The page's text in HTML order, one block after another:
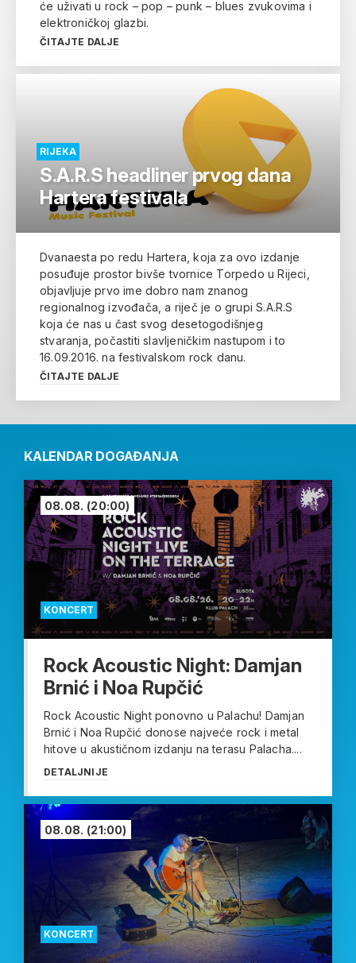
će uživati u rock – pop – punk – blues zvukovima i
elektroničkoj glazbi.
ČITAJTE DALJE
RIJEKA
S.A.R.S headliner prvog dana
Hartera festivala
Dvanaesta po redu Hartera, koja za ovo izdanje
posuđuje prostor bivše tvornice Torpedo u Rijeci,
objavljuje prvo ime dobro nam znanog
regionalnog izvođača, a riječ je o grupi S.A.R.S
koja će nas u čast svog desetogodišnjeg
stvaranja, počastiti slavljeničkim nastupom i to
16.09.2016. na festivalskom rock danu.
ČITAJTE DALJE
KALENDAR DOGAĐANJA
KONCERT
08.08. (20:00)
Rock Acoustic Night: Damjan
Brnić i Noa Rupčić
Rock Acoustic Night ponovno u Palachu! Damjan
Brnić i Noa Rupčić donose najveće rock i metal
hitove u akustičnom izdanju na terasu Palacha....
DETALJNIJE
KONCERT
08.08. (21:00)